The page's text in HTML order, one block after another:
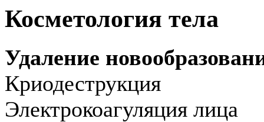
Косметология тела
Удаление
Криодеструкция
Электрокоагуляция лица